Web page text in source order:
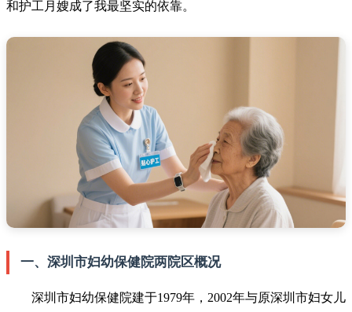
和护工月嫂成了我最坚实的依靠。
一、深圳市妇幼保健院两院区概况
深圳市妇幼保健院建于1979年，2002年与原深圳市妇女儿